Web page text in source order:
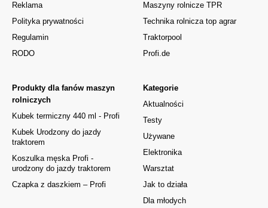
Reklama
Polityka prywatności
Regulamin
RODO
Kategorie
Aktualności
Testy
Używane
Elektronika
Warsztat
Jak to działa
Dla młodych
Produkty dla fanów maszyn
rolniczych
Kubek termiczny 440 ml - Profi
Kubek Urodzony do jazdy
traktorem
Koszulka męska Profi -
urodzony do jazdy traktorem
Czapka z daszkiem – Profi
Maszyny rolnicze TPR
Technika rolnicza top agrar
Traktorpool
Profi.de